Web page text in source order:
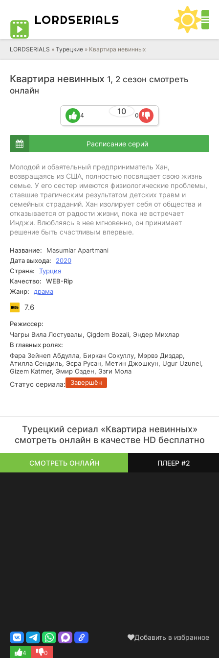
LORDSERIALS
LORDSERIALS » Турецкие » Квартира невинных
Квартира невинных 1, 2 сезон смотреть
онлайн
10
4 0
Расписание серий
Молодой и обаятельный предприниматель Хан,
возвращаясь из США, полностью посвящает свою жизнь
семье. У его сестер имеются физиологические проблемы,
ставшие трагическим результатом детских травм и
семейных страданий. Хан изолирует себя от общества и
отказывается от радости жизни, пока не встречает
Инджи. Влюбляясь в нее мгновенно, он принимает
решение быть счастливым впервые.
Название:
Masumlar Apartmani
Дата выхода:
2020
Страна:
Турция
Качество:
WEB-Rip
Жанр:
драма
7.6
Режиссер:
Чагры Вила Лостувалы, Çigdem Bozali, Эндер Михлар
В главных ролях:
Фара Зейнеп Абдулла, Биркан Сокуллу, Мэрвэ Диздар,
Атилла Сендиль, Эсра Русан, Метин Джошкун, Ugur Uzunel,
Gizem Katmer, Эмир Озден, Эзги Мола
Статус сериала: Завершён
Турецкий сериал «Квартира невинных»
смотреть онлайн в качестве HD бесплатно
СМОТРЕТЬ ОНЛАЙН ПЛЕЕР #2
Добавить в избранное
4 0